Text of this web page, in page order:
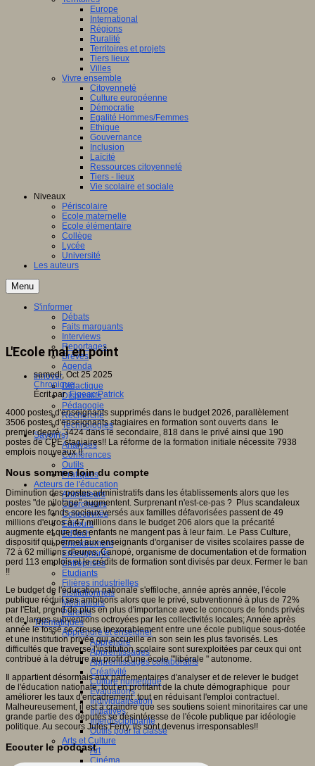
Europe
International
Régions
Ruralité
Territoires et projets
Tiers lieux
Villes
Vivre ensemble
Citoyenneté
Culture européenne
Démocratie
Egalité Hommes/Femmes
Ethique
Gouvernance
Inclusion
Laïcité
Ressources citoyenneté
Tiers - lieux
Vie scolaire et sociale
Niveaux
Périscolaire
Ecole maternelle
Ecole élémentaire
Collège
Lycée
Université
Les auteurs
Menu
S'informer
Débats
Faits marquants
Interviews
Reportages
Brèves
Agenda
Innover
Didactique
Dispositifs
Pédagogie
Recherche
Technologies
Savoir(s)
Analyses
Conférences
Outils
Pratiques
Acteurs de l'éducation
Animateurs
Chercheurs
Collectivités
Editeurs
EdTech
Encadrement
Enseignants
Entreprises
Etudiants
Filières industrielles
Institutionnels
Médiateurs
Parents
Thématiques
Apprendre et enseigner
Apprendre
Apprentissages
Apprentissages collaboratifs
Créativité
Culture numérique
Evaluations
Individualisation
Initiatives
Interdisciplinarité
Outils pour la classe
Arts et Culture
Art
Cinéma
L'Ecole mal en point
samedi, Oct 25 2025
Chronique
Écrit parFigeac Patrick
4000 postes d'enseignants supprimés dans le budget 2026, parallèlement
3506 postes d'enseignants stagiaires en formation sont ouverts dans le
premier degré, 3424 dans le secondaire, 818 dans le privé ainsi que 190
postes de CPE stagiaires!! La réforme de la formation initiale nécessite 7938
emplois nouveaux !!
Nous sommes loin du compte
Diminution des postes administratifs dans les établissements alors que les
postes "de pilotage" augmentent. Surprenant n'est-ce-pas ? Plus scandaleux
encore les fonds sociaux versés aux familles défavorisées passent de 49
millions d'euros à 47 millions dans le budget 206 alors que la précarité
augmente et que des enfants ne mangent pas à leur faim. Le Pass Culture,
dispositif qui permet aux enseignants d'organiser de visites scolaires passe de
72 à 62 millions d'euros; Canopé, organisme de documentation et de formation
perd 113 emplois et le crédits de formation sont divisés par deux. Fermer le ban
!!
Le budget de l'éducation nationale s'effiloche, année après année, l'école
publique réduit ses ambitions alors que le privé, subventionné à plus de 72%
par l'Etat, prend de plus en plus d'importance avec le concours de fonds privés
et de larges subventions octroyées par les collectivités locales; Année après
année le fossé se creuse inexorablement entre une école publique sous-dotée
et une institution privée qui accueille en son sein les plus favorisés. Les
difficultés que traverse l'institution scolaire sont surexploitées par ceux qui ont
contribué à la détruire au profit d'une école "'libérale " autonome.
Il appartient désormais aux parlementaires d'analyser et de relever le budget
de l'éducation nationale, tout en profitant de la chute démographique pour
améliorer les taux d'encadrement tout en réduisant l'emploi contractuel.
Malheureusement, il est à craindre que ses soutiens soient minoritaires car une
grande partie des députés se désintéresse de l'école publique par idéologie
politique. Au secours Jules Ferry, ils sont devenus irresponsables!!
Ecouter le podcast